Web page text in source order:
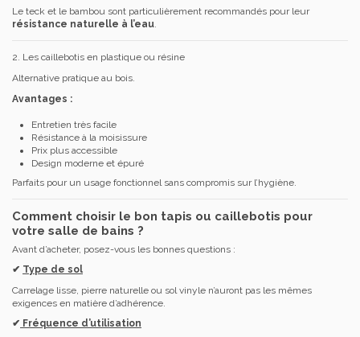
Le teck et le bambou sont particulièrement recommandés pour leur
résistance naturelle à l’eau.
2. Les caillebotis en plastique ou résine
Alternative pratique au bois.
Avantages :
Entretien très facile
Résistance à la moisissure
Prix plus accessible
Design moderne et épuré
Parfaits pour un usage fonctionnel sans compromis sur l’hygiène.
Comment choisir le bon tapis ou caillebotis pour
votre salle de bains ?
Avant d’acheter, posez-vous les bonnes questions :
✔ Type de sol
Carrelage lisse, pierre naturelle ou sol vinyle n’auront pas les mêmes
exigences en matière d’adhérence.
✔ Fréquence d’utilisation